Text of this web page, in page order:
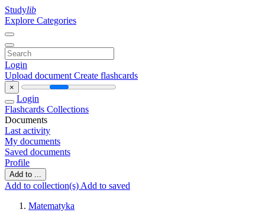
Studylib
Explore Categories
Login
Upload document Create flashcards
×
Login
Flashcards Collections
Documents
Last activity
My documents
Saved documents
Profile
Add to ...
Add to collection(s) Add to saved
Matematyka